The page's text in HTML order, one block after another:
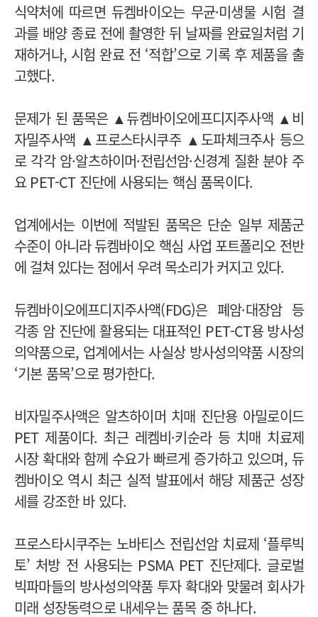
식약처에 따르면 듀켐바이오는 무균·미생물 시험 결
과를 배양 종료 전에 촬영한 뒤 날짜를 완료일처럼 기
재하거나, 시험 완료 전 ‘적합’으로 기록 후 제품을 출
고했다.
문제가 된 품목은 ▲듀켐바이오에프디지주사액 ▲비
자밀주사액 ▲프로스타시쿠주 ▲도파체크주사 등으
로 각각 암·알츠하이머·전립선암·신경계 질환 분야 주
요 PET-CT 진단에 사용되는 핵심 품목이다.
업계에서는 이번에 적발된 품목은 단순 일부 제품군
수준이 아니라 듀켐바이오 핵심 사업 포트폴리오 전반
에 걸쳐 있다는 점에서 우려 목소리가 커지고 있다.
듀켐바이오에프디지주사액(FDG)은 폐암·대장암 등
각종 암 진단에 활용되는 대표적인 PET-CT용 방사성
의약품으로, 업계에서는 사실상 방사성의약품 시장의
‘기본 품목’으로 평가한다.
비자밀주사액은 알츠하이머 치매 진단용 아밀로이드
PET 제품이다. 최근 레켐비·키순라 등 치매 치료제
시장 확대와 함께 수요가 빠르게 증가하고 있으며, 듀
켐바이오 역시 최근 실적 발표에서 해당 제품군 성장
세를 강조한 바 있다.
프로스타시쿠주는 노바티스 전립선암 치료제 ‘플루빅
토’ 처방 전 사용되는 PSMA PET 진단제다. 글로벌
빅파마들의 방사성의약품 투자 확대와 맞물려 회사가
미래 성장동력으로 내세우는 품목 중 하나다.